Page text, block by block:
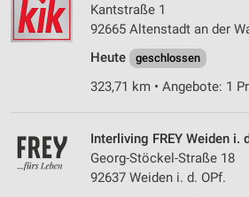
Kantstraße 1
92665 Altenstadt an der
Heute
geschlossen
323,71 km • Angebote: 1
Interliving FREY Weiden i.
Georg-Stöckel-Straße 18
92637 Weiden i. d. OPf.